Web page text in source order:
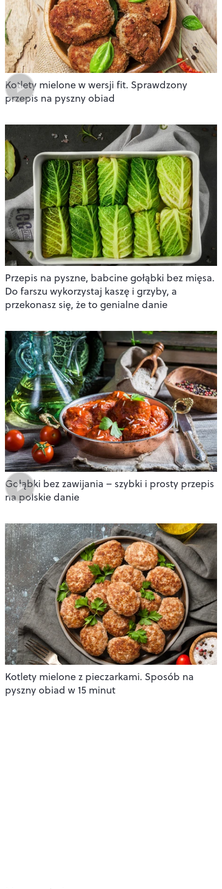
Kotlety mielone w wersji fit. Sprawdzony
przepis na pyszny obiad
Przepis na pyszne, babcine gołąbki bez mięsa.
Do farszu wykorzystaj kaszę i grzyby, a
przekonasz się, że to genialne danie
Gołąbki bez zawijania – szybki i prosty przepis
na polskie danie
Kotlety mielone z pieczarkami. Sposób na
pyszny obiad w 15 minut